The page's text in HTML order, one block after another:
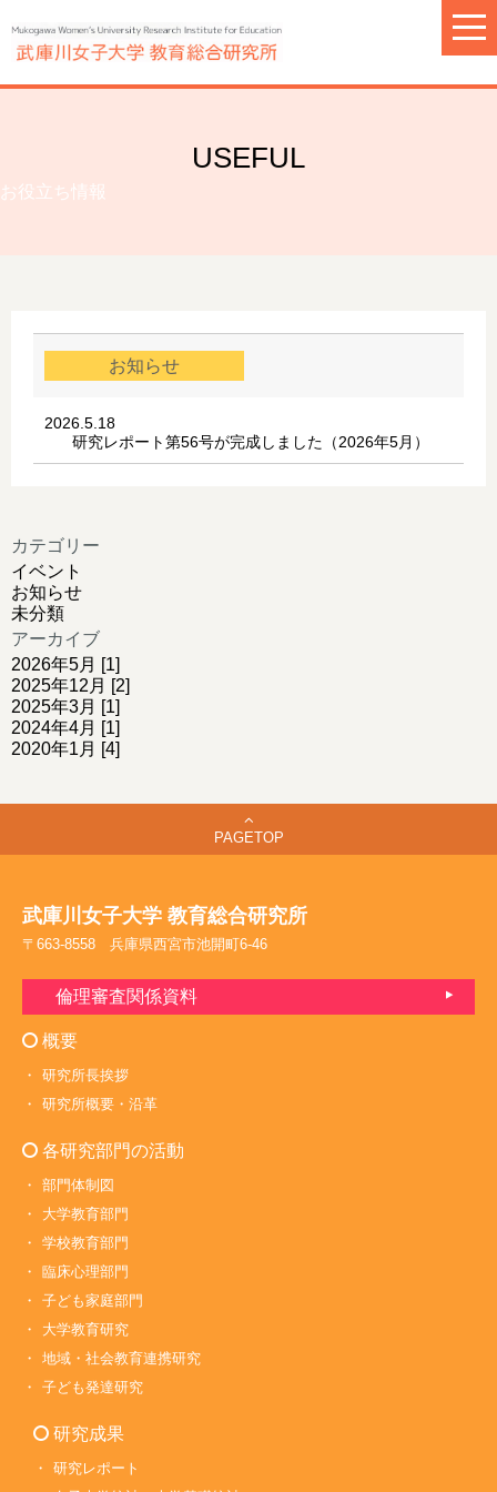
USEFUL
お役立ち情報
お知らせ
2026.5.18
研究レポート第56号が完成しました（2026年5月）
カテゴリー
イベント
お知らせ
未分類
アーカイブ
2026年5月 [1]
2025年12月 [2]
2025年3月 [1]
2024年4月 [1]
2020年1月 [4]
PAGETOP
武庫川女子大学 教育総合研究所
〒663-8558 兵庫県西宮市池開町6-46
倫理審査関係資料
概要
研究所長挨拶
研究所概要・沿革
各研究部門の活動
部門体制図
大学教育部門
学校教育部門
臨床心理部門
子ども家庭部門
大学教育研究
地域・社会教育連携研究
子ども発達研究
研究成果
研究レポート